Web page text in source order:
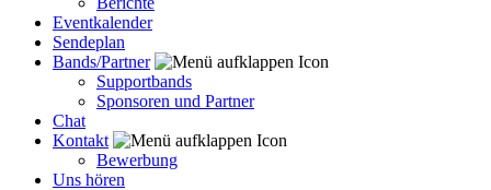
Eventkalender
Sendeplan
Bands/Partner
Supportbands
Sponsoren und Partner
Chat
Kontakt
Bewerbung
Uns hören